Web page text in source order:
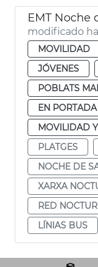
EMT Noche
modificado
MOVILIDAD
JÓVENES
POBLATS
EN
MOVILIDAD
PLATGES
NOCHE DE
XARXA
RED
LÍNIAS BUS